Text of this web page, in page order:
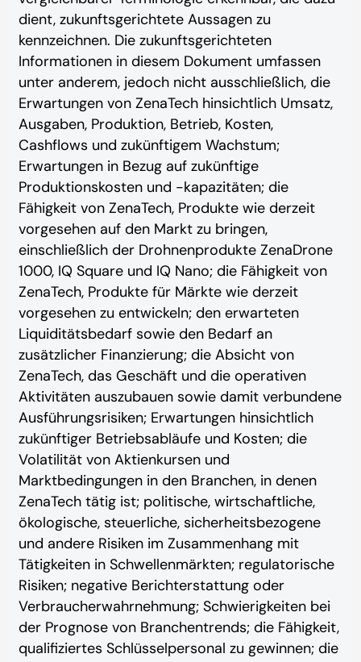
dient, zukunftsgerichtete Aussagen zu
kennzeichnen. Die zukunftsgerichteten
Informationen in diesem Dokument umfassen
unter anderem, jedoch nicht ausschließlich, die
Erwartungen von ZenaTech hinsichtlich Umsatz,
Ausgaben, Produktion, Betrieb, Kosten,
Cashflows und zukünftigem Wachstum;
Erwartungen in Bezug auf zukünftige
Produktionskosten und -kapazitäten; die
Fähigkeit von ZenaTech, Produkte wie derzeit
vorgesehen auf den Markt zu bringen,
einschließlich der Drohnenprodukte ZenaDrone
1000, IQ Square und IQ Nano; die Fähigkeit von
ZenaTech, Produkte für Märkte wie derzeit
vorgesehen zu entwickeln; den erwarteten
Liquiditätsbedarf sowie den Bedarf an
zusätzlicher Finanzierung; die Absicht von
ZenaTech, das Geschäft und die operativen
Aktivitäten auszubauen sowie damit verbundene
Ausführungsrisiken; Erwartungen hinsichtlich
zukünftiger Betriebsabläufe und Kosten; die
Volatilität von Aktienkursen und
Marktbedingungen in den Branchen, in denen
ZenaTech tätig ist; politische, wirtschaftliche,
ökologische, steuerliche, sicherheitsbezogene
und andere Risiken im Zusammenhang mit
Tätigkeiten in Schwellenmärkten; regulatorische
Risiken; negative Berichterstattung oder
Verbraucherwahrnehmung; Schwierigkeiten bei
der Prognose von Branchentrends; die Fähigkeit,
qualifiziertes Schlüsselpersonal zu gewinnen; die